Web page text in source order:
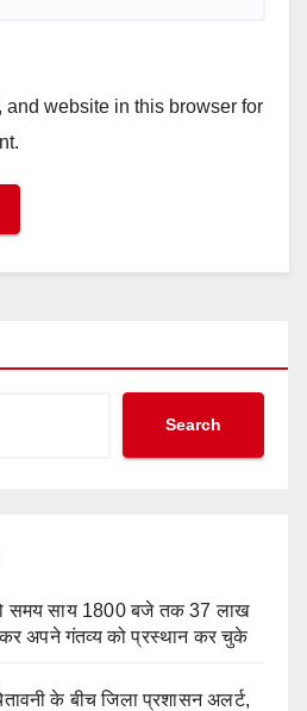
and website in this browser for
Search
समय साय 1800 बजे तक 37 लाख
अपने गंतव्य को प्रस्थान कर चुके
के बीच जिला प्रशासन अलर्ट,